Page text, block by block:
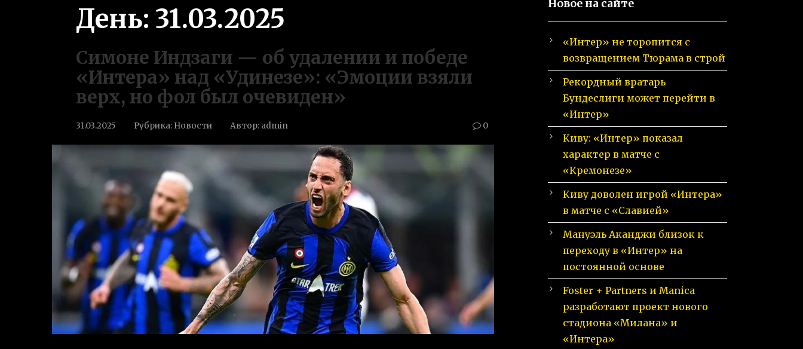
День: 31.03.2025
Симоне Индзаги — об удалении и победе
«Интера» над «Удинезе»: «Эмоции взяли
верх, но фол был очевиден»
31.03.2025 Рубрика: Новости Автор: admin 0
Новое на сайте
«Интер» не торопится с
возвращением Тюрама в строй
Рекордный вратарь
Бундеслиги может перейти в
«Интер»
Киву: «Интер» показал
характер в матче с
«Кремонезе»
Киву доволен игрой «Интера»
в матче с «Славией»
Мануэль Аканджи близок к
переходу в «Интер» на
постоянной основе
Foster + Partners и Manica
разработают проект нового
стадиона «Милана» и
«Интера»